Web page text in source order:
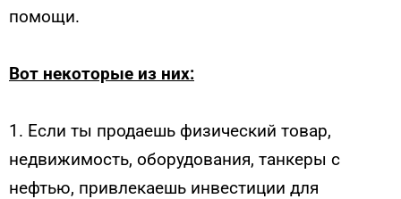
помощи.
Вот некоторые из них:
1. Если ты продаешь физический товар,
недвижимость, оборудования, танкеры с
нефтью, привлекаешь инвестиции для